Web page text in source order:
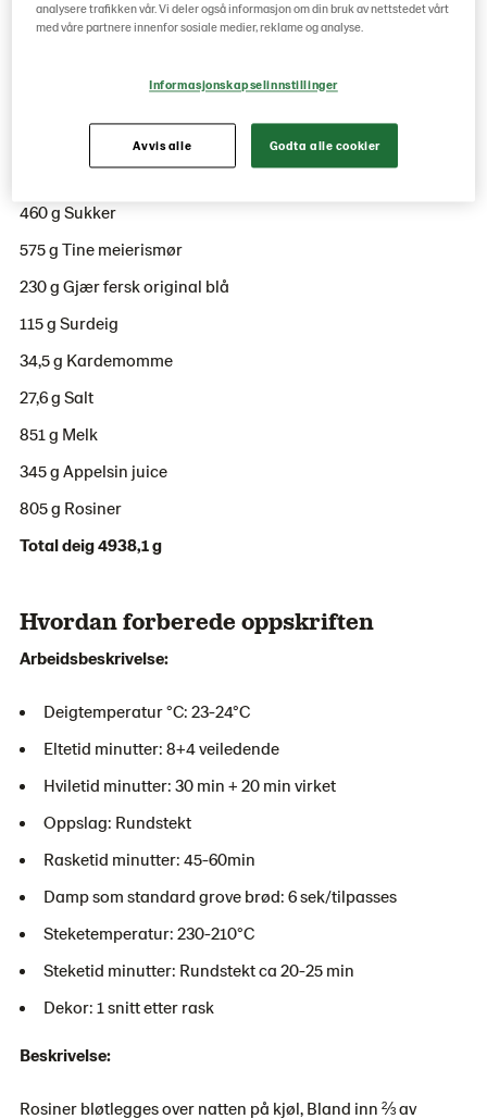
Julekaken er myk og saftig, og smaker fantastisk
med smør og brunost.
Ingredienser
Regal Hvetemel Bakeri Aktiv
460 g Sukker
575 g Tine meierismør
230 g Gjær fersk original blå
115 g Surdeig
34,5 g Kardemomme
27,6 g Salt
851 g Melk
345 g Appelsin juice
805 g Rosiner
Total deig 4938,1 g
Hvordan forberede oppskriften
Arbeidsbeskrivelse:
Deigtemperatur °C: 23-24°C
Eltetid minutter: 8+4 veiledende
Hviletid minutter: 30 min + 20 min virket
Oppslag: Rundstekt
Rasketid minutter: 45-60min
Damp som standard grove brød: 6 sek/tilpasses
Steketemperatur: 230-210°C
Steketid minutter: Rundstekt ca 20-25 min
Dekor: 1 snitt etter rask
Beskrivelse:
Rosiner bløtlegges over natten på kjøl, Bland inn ⅔ av
analysere trafikken vår. Vi deler også informasjon om din bruk av nettstedet vårt
med våre partnere innenfor sosiale medier, reklame og analyse.
Informasjonskapselinnstillinger
Avvis alle Godta alle cookier